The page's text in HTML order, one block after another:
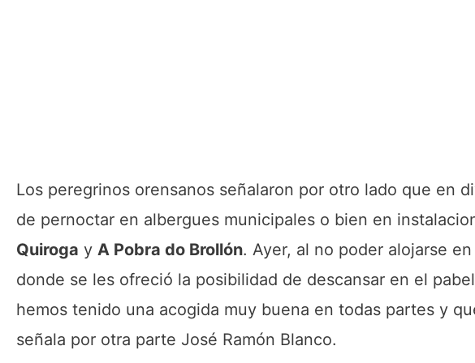
Los peregrinos orensanos señalaron por otro lado que en
de pernoctar en albergues municipales o bien en
Quiroga y A Pobra do Brollón. Ayer, al no poder alojarse
donde se les ofreció la posibilidad de descansar en el
hemos tenido una acogida muy buena en todas partes y
señala por otra parte José Ramón Blanco.